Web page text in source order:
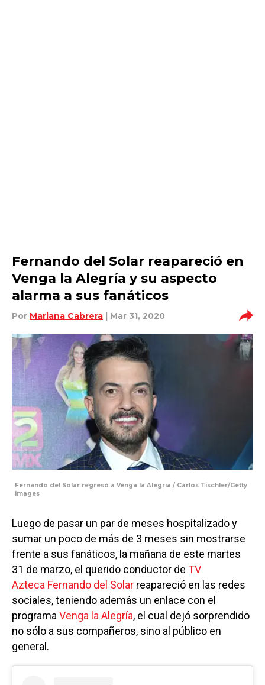
Fernando del Solar reapareció en
Venga la Alegría y su aspecto
alarma a sus fanáticos
Por Mariana Cabrera | Mar 31, 2020
Fernando del Solar regresó a Venga la Alegría / Carlos Tischler/Getty
Images
Luego de pasar un par de meses hospitalizado y
sumar un poco de más de 3 meses sin mostrarse
frente a sus fanáticos, la mañana de este martes
31 de marzo, el querido conductor de TV
Azteca Fernando del Solar reapareció en las redes
sociales, teniendo además un enlace con el
programa Venga la Alegría, el cual dejó sorprendido
no sólo a sus compañeros, sino al público en
general.